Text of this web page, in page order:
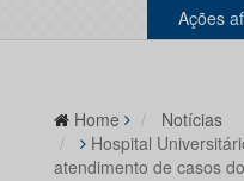
Ações
Home
Notícias
Hospital
atendimento de casos